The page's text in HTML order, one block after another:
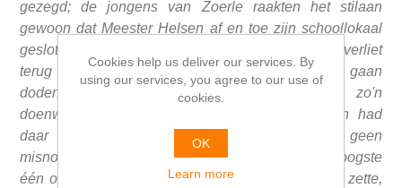
gezegd; de jongens van Zoerle raakten het stilaan
gewoon dat Meester Helsen af en toe zijn schoollokaal
gesloten hield en het verder aan de bengels overliet
terug naar huis te keren of elders hun vrije dag te gaan
doden. Geen vader of moeder dacht eraan zo'n
doenwijze te beknibbelen, want Meester Helsen had
daar wel zijn reden toe. Ook later wekte het geen
misnoegdheid noch verwondering, als hij ten hoogste
één of tweemaal in de week de schooldeur open zette,
Cookies help us deliver our services. By
using our services, you agree to our use of
cookies.
OK
Learn more